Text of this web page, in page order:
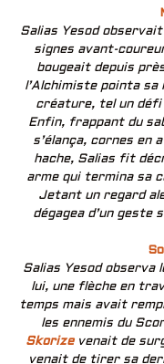
Salias Yesod
signes avant-
bougeait depuis
l’Alchimiste pointa sa
créature, tel un défi
Enfin, frappant du
s’élança, cornes en
hache, Salias fit
arme qui termina sa
Jetant un regard
dégagea d’un geste
Salias Yesod observa
lui, une flèche en
temps mais avait
les ennemis du
Skorizevenait de
venait de tirer sa